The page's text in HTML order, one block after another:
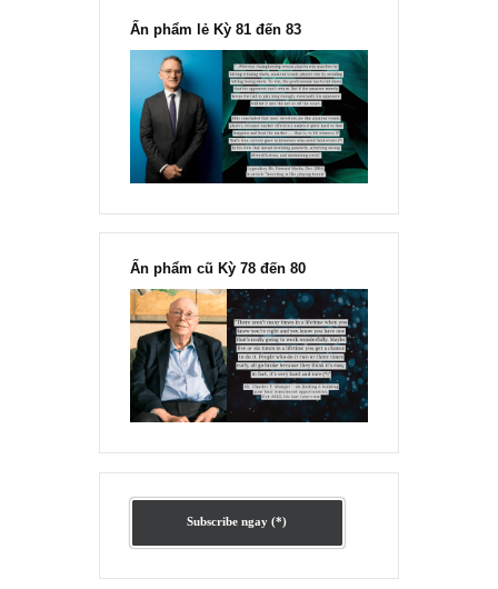
Ấn phẩm lẻ Kỳ 81 đến 83
Ấn phẩm cũ Kỳ 78 đến 80